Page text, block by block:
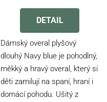
hodnocení
produktu
4,2
z
5
hvězdiček.
DETAIL
Dámský overal plyšový
dlouhý Navy blue je pohodlný,
měkký a hravý overal, který si
děti zamilují na spaní, hraní i
domácí pohodu. Ušitý z